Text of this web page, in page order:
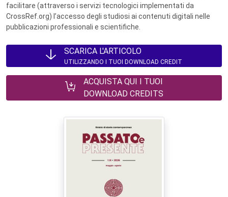
facilitare (attraverso i servizi tecnologici implementati da
CrossRef.org) l’accesso degli studiosi ai contenuti digitali nelle
pubblicazioni professionali e scientifiche.
SCARICA L'ARTICOLO
UTILIZZANDO I TUOI DOWNLOAD CREDIT
ACQUISTA QUI I TUOI
DOWNLOAD CREDITS